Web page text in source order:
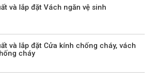
và lắp đặt Vách ngăn vệ sinh
và lắp đặt Cửa kính chống cháy, vách
cháy